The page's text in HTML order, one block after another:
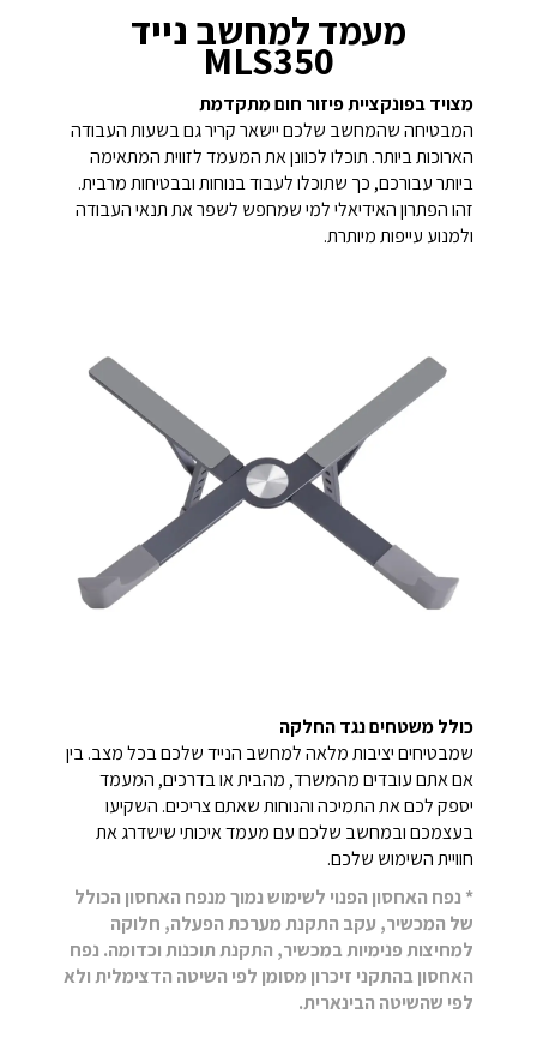
מעמד למחשב נייד
MLS350
מצויד בפונקציית פיזור חום מתקדמת
המבטיחה שהמחשב שלכם יישאר קריר גם בשעות העבודה
הארוכות ביותר. תוכלו לכוונן את המעמד לזווית המתאימה
ביותר עבורכם, כך שתוכלו לעבוד בנוחות ובבטיחות מרבית.
זהו הפתרון האידיאלי למי שמחפש לשפר את תנאי העבודה
ולמנוע עייפות מיותרת.
כולל משטחים נגד החלקה
שמבטיחים יציבות מלאה למחשב הנייד שלכם בכל מצב. בין
אם אתם עובדים מהמשרד, מהבית או בדרכים, המעמד
יספק לכם את התמיכה והנוחות שאתם צריכים. השקיעו
בעצמכם ובמחשב שלכם עם מעמד איכותי שישדרג את
חוויית השימוש שלכם.
* נפח האחסון הפנוי לשימוש נמוך מנפח האחסון הכולל
של המכשיר, עקב התקנת מערכת הפעלה, חלוקה
למחיצות פנימיות במכשיר, התקנת תוכנות וכדומה. נפח
האחסון בהתקני זיכרון מסומן לפי השיטה הדצימלית ולא
לפי שהשיטה הבינארית.